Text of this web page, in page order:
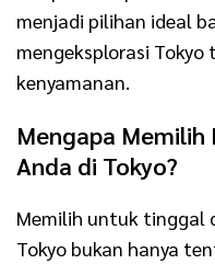
menjadi pilihan ideal
mengeksplorasi
kenyamanan.
Mengapa Memilih
Anda di Tokyo?
Memilih untuk tinggal
Tokyo bukan hanya